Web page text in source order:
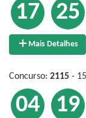
17 25
Mais Detalhes
Concurso: 2115 -
04 19